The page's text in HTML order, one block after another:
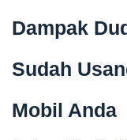
Dampak
Sudah
Mobil Anda